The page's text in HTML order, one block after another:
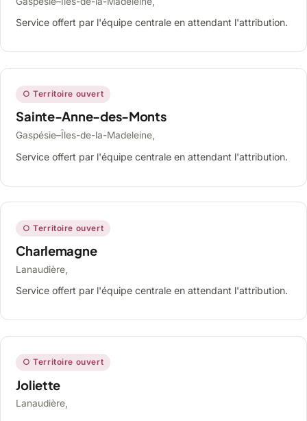
Service offert par l'équipe centrale en attendant l'attribution.
○ Territoire ouvert
Sainte-Anne-des-Monts
Gaspésie–Îles-de-la-Madeleine,
Service offert par l'équipe centrale en attendant l'attribution.
○ Territoire ouvert
Charlemagne
Lanaudière,
Service offert par l'équipe centrale en attendant l'attribution.
○ Territoire ouvert
Joliette
Lanaudière,